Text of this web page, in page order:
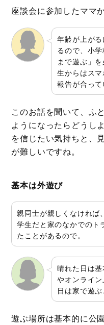
座談会に参加したママ
年齢が上が
るので、小
まで遊ぶ」
生からはス
報告が合って
このお話を聞いて、ふ
ようになったらどう
を信じたい気持ちと、
が難しいですね。
基本は外遊び
親同士が親しくなければ
学生だと家のなかでのト
たことがあるので。
晴れた日は
やオンライ
日は家で遊ぶ
遊ぶ場所は基本的に公